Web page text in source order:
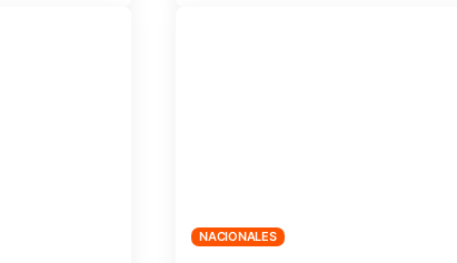
NACIONALES